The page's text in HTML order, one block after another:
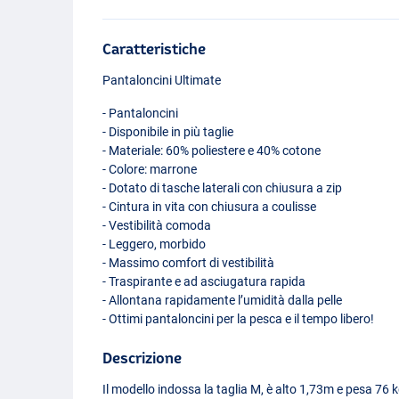
Caratteristiche
Pantaloncini Ultimate
- Pantaloncini
- Disponibile in più taglie
- Materiale: 60% poliestere e 40% cotone
- Colore: marrone
- Dotato di tasche laterali con chiusura a zip
- Cintura in vita con chiusura a coulisse
- Vestibilità comoda
- Leggero, morbido
- Massimo comfort di vestibilità
- Traspirante e ad asciugatura rapida
- Allontana rapidamente l’umidità dalla pelle
- Ottimi pantaloncini per la pesca e il tempo libero!
Descrizione
Il modello indossa la taglia M, è alto 1,73m e pesa 76